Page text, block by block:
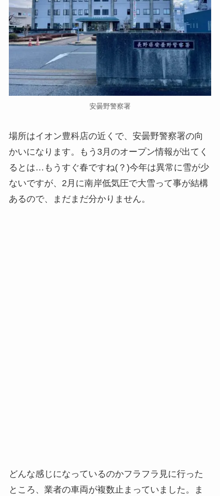
安曇野警察署
場所はイオン豊科店の近くで、安曇野警察署の向
かいになります。もう3月のオープン情報が出てく
るとは…もうすぐ春ですね(？)今年は異常に雪が少
ないですが、2月に南岸低気圧で大雪って事が結構
あるので、まだまだ分かりません。
どんな感じになっているのかフラフラ見に行った
ところ、業者の車両が複数止まっていました。ま